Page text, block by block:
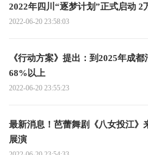
2022-06-20 23:58:03
《行动方案》提出：到2025年成
68%以上
2022-06-20 23:55:23
最新消息！芭蕾舞剧《八女投江》
展演